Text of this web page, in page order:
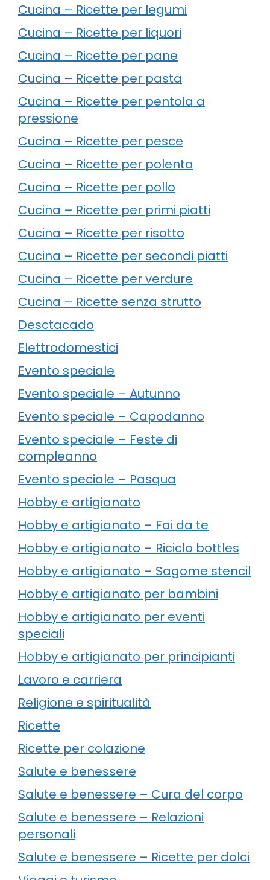
Cucina – Ricette per legumi
Cucina – Ricette per liquori
Cucina – Ricette per pane
Cucina – Ricette per pasta
Cucina – Ricette per pentola a
pressione
Cucina – Ricette per pesce
Cucina – Ricette per polenta
Cucina – Ricette per pollo
Cucina – Ricette per primi piatti
Cucina – Ricette per risotto
Cucina – Ricette per secondi piatti
Cucina – Ricette per verdure
Cucina – Ricette senza strutto
Desctacado
Elettrodomestici
Evento speciale
Evento speciale – Autunno
Evento speciale – Capodanno
Evento speciale – Feste di
compleanno
Evento speciale – Pasqua
Hobby e artigianato
Hobby e artigianato – Fai da te
Hobby e artigianato – Riciclo bottles
Hobby e artigianato – Sagome stencil
Hobby e artigianato per bambini
Hobby e artigianato per eventi
speciali
Hobby e artigianato per principianti
Lavoro e carriera
Religione e spiritualità
Ricette
Ricette per colazione
Salute e benessere
Salute e benessere – Cura del corpo
Salute e benessere – Relazioni
personali
Salute e benessere – Ricette per dolci